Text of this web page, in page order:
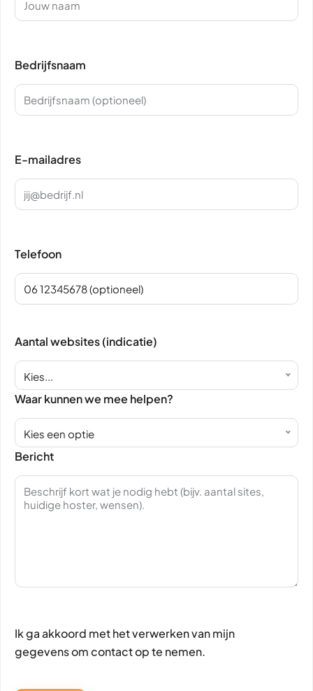
Bedrijfsnaam
E-mailadres
Telefoon
Aantal websites (indicatie)
Kies...
Waar kunnen we mee helpen?
Kies een optie
Bericht
Ik ga akkoord met het verwerken van mijn
gegevens om contact op te nemen.